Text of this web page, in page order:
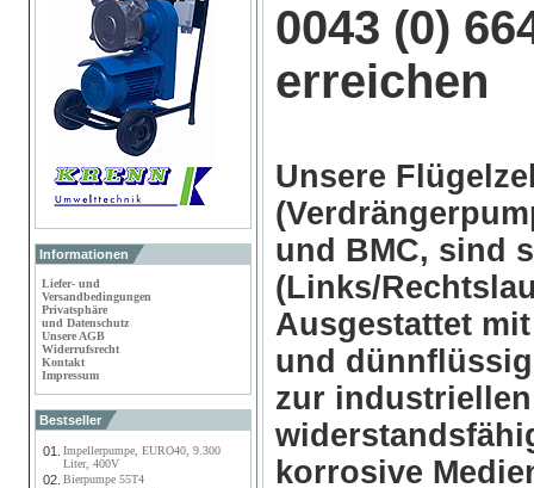
Informationen
Liefer- und
Versandbedingungen
Privatsphäre
und Datenschutz
Unsere AGB
Widerrufsrecht
Kontakt
Impressum
Bestseller
01.
Impellerpumpe, EURO40, 9.300
Liter, 400V
02. Bierpumpe 55T4
0043 (0)
erreichen
Unsere
und BMC, sind
(Links/
Ausgestattet
und
zur
korrosive